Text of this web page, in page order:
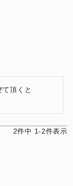
頂くと
2件中 1-2件表示